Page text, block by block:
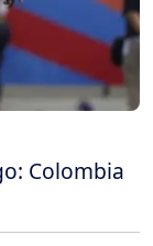
Colombia